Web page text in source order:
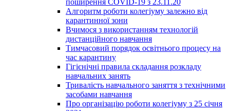
поширення COVID-19 з 23.11.20
Алгоритм роботи колегіуму залежно від
карантинної зони
Вчимося з використанням технологій
дистанційного навчання
Тимчасовий порядок освітнього процесу на
час карантину
Гігієнічні правила складання розкладу
навчальних занять
Тривалість навчального заняття з технічними
засобами навчання
Про організацію роботи колегіуму з 25 січня